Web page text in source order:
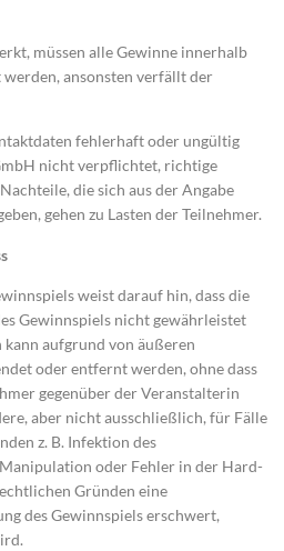
müssen alle Gewinne innerhalb
werden, ansonsten verfällt der
fehlerhaft oder ungültig
nicht verpflichtet, richtige
die sich aus der Angabe
gehen zu Lasten der Teilnehmer.
weist darauf hin, dass die
Gewinnspiels nicht gewährleistet
aufgrund von äußeren
oder entfernt werden, ohne dass
gegenüber der Veranstalterin
aber nicht ausschließlich, für Fälle
z. B. Infektion des
oder Fehler in der Hard-
Gründen eine
des Gewinnspiels erschwert,